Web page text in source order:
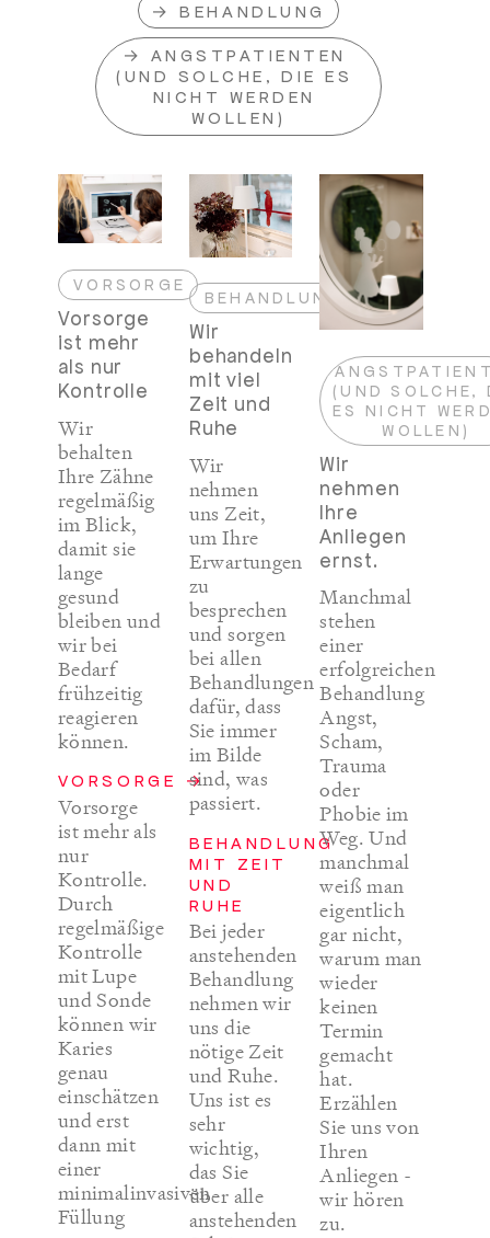
BEHANDLUNG
ANGSTPATIENTEN
(UND SOLCHE, DIE ES
NICHT WERDEN
WOLLEN)
VORSORGE
Vorsorge
ist mehr
als nur
Kontrolle
Wir
behalten
Ihre Zähne
regelmäßig
im Blick,
damit sie
lange
gesund
bleiben und
wir bei
Bedarf
frühzeitig
reagieren
können.
VORSORGE →
Vorsorge
ist mehr als
nur
Kontrolle.
Durch
regelmäßige
Kontrolle
mit Lupe
und Sonde
können wir
Karies
genau
einschätzen
und erst
dann mit
einer
minimalinvasiven
Füllung
BEHANDLUNG
Wir
behandeln
mit viel
Zeit und
Ruhe
Wir
nehmen
uns Zeit,
um Ihre
Erwartungen
zu
besprechen
und sorgen
bei allen
Behandlungen
dafür, dass
Sie immer
im Bilde
sind, was
passiert.
BEHANDLUNG
MIT ZEIT
UND
RUHE
Bei jeder
anstehenden
Behandlung
nehmen wir
uns die
nötige Zeit
und Ruhe.
Uns ist es
sehr
wichtig,
das Sie
über alle
anstehenden
(UND SOLCHE,
ES NICHT
WOLLEN)
Wir
nehmen
Ihre
Anliegen
ernst.
Manchmal
stehen
einer
erfolgreichen
Behandlung
Angst,
Scham,
Trauma
oder
Phobie im
Weg. Und
manchmal
weiß man
eigentlich
gar nicht,
warum man
wieder
keinen
Termin
gemacht
hat.
Erzählen
Sie uns von
Ihren
Anliegen -
wir hören
zu.